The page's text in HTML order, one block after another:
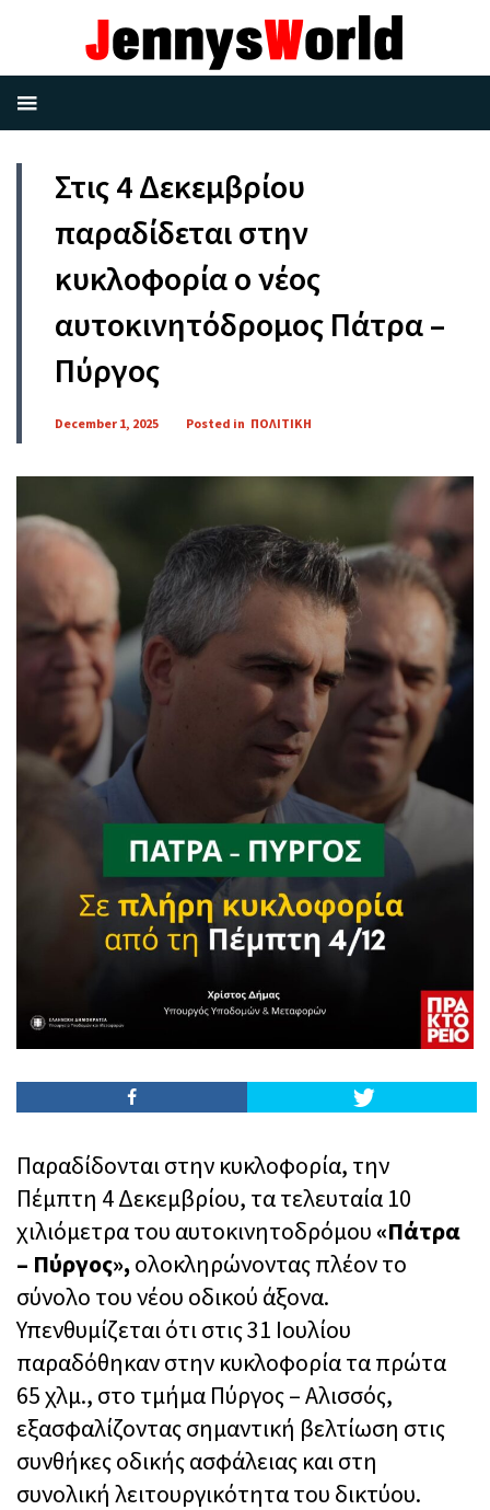
Στις 4 Δεκεμβρίου
παραδίδεται στην
κυκλοφορία ο νέος
αυτοκινητόδρομος Πάτρα –
Πύργος
December 1, 2025 Posted in ΠΟΛΙΤΙΚΗ
Παραδίδονται στην κυκλοφορία, την
Πέμπτη 4 Δεκεμβρίου, τα τελευταία 10
χιλιόμετρα του αυτοκινητοδρόμου «Πάτρα
– Πύργος», ολοκληρώνοντας πλέον το
σύνολο του νέου οδικού άξονα.
Υπενθυμίζεται ότι στις 31 Ιουλίου
παραδόθηκαν στην κυκλοφορία τα πρώτα
65 χλμ., στο τμήμα Πύργος – Αλισσός,
εξασφαλίζοντας σημαντική βελτίωση στις
συνθήκες οδικής ασφάλειας και στη
συνολική λειτουργικότητα του δικτύου.